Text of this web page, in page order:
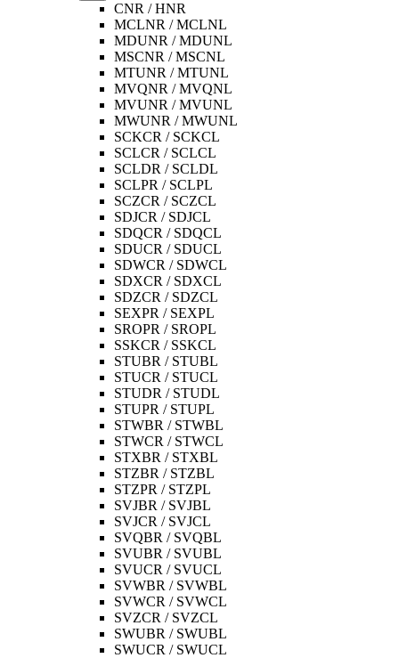
CNR / HNR
MCLNR / MCLNL
MDUNR / MDUNL
MSCNR / MSCNL
MTUNR / MTUNL
MVQNR / MVQNL
MVUNR / MVUNL
MWUNR / MWUNL
SCKCR / SCKCL
SCLCR / SCLCL
SCLDR / SCLDL
SCLPR / SCLPL
SCZCR / SCZCL
SDJCR / SDJCL
SDQCR / SDQCL
SDUCR / SDUCL
SDWCR / SDWCL
SDXCR / SDXCL
SDZCR / SDZCL
SEXPR / SEXPL
SROPR / SROPL
SSKCR / SSKCL
STUBR / STUBL
STUCR / STUCL
STUDR / STUDL
STUPR / STUPL
STWBR / STWBL
STWCR / STWCL
STXBR / STXBL
STZBR / STZBL
STZPR / STZPL
SVJBR / SVJBL
SVJCR / SVJCL
SVQBR / SVQBL
SVUBR / SVUBL
SVUCR / SVUCL
SVWBR / SVWBL
SVWCR / SVWCL
SVZCR / SVZCL
SWUBR / SWUBL
SWUCR / SWUCL